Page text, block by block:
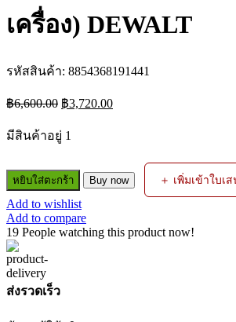
เครื่อง) DEWALT
รหัสสินค้า: 8854368191441
฿6,600.00 Original
price
was:
฿6,600.00.
฿3,720.00Current
price
มีสินค้าอยู่ 1
จำนวน
เครื่อง
ดูด
ฝุ่น
ไร้
สาย
DCV501LN-
B
หยิบใส่ตะกร้า Buy now ＋ เพิ่มเข้าใบเ
Add to wishlist
Add to compare
19 People watching this product now!
ส่งรวดเร็ว